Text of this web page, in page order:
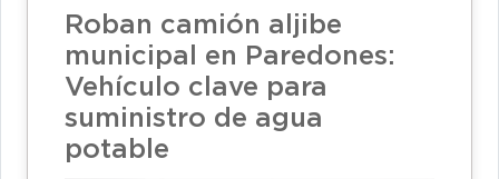
Roban camión aljibe
municipal en Paredones:
Vehículo clave para
suministro de agua
potable